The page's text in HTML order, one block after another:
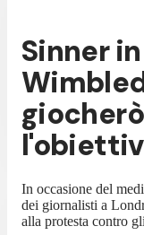
Sinner
In occasione del
dei giornalisti a
alla protesta contro